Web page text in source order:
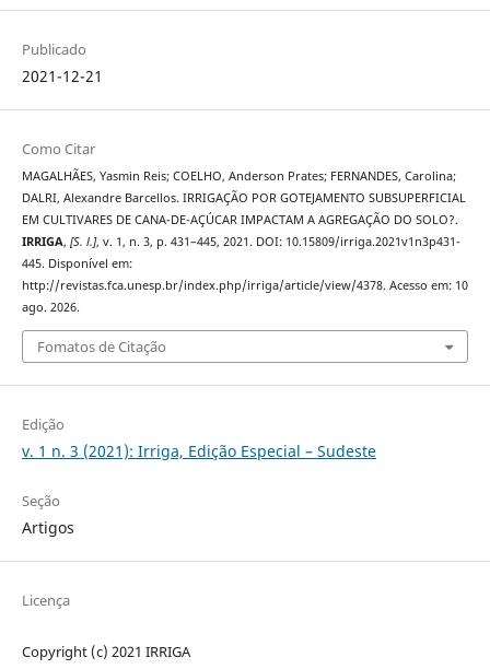
Publicado
2021-12-21
Como Citar
MAGALHÃES, Yasmin Reis; COELHO, Anderson Prates; FERNANDES, Carolina;
DALRI, Alexandre Barcellos. IRRIGAÇÃO POR GOTEJAMENTO SUBSUPERFICIAL
EM CULTIVARES DE CANA-DE-AÇÚCAR IMPACTAM A AGREGAÇÃO DO SOLO?.
IRRIGA, [S. l.], v. 1, n. 3, p. 431–445, 2021. DOI: 10.15809/irriga.2021v1n3p431-
445. Disponível em:
http://revistas.fca.unesp.br/index.php/irriga/article/view/4378. Acesso em: 10
ago. 2026.
Fomatos de Citação
Edição
v. 1 n. 3 (2021): Irriga, Edição Especial – Sudeste
Seção
Artigos
Licença
Copyright (c) 2021 IRRIGA